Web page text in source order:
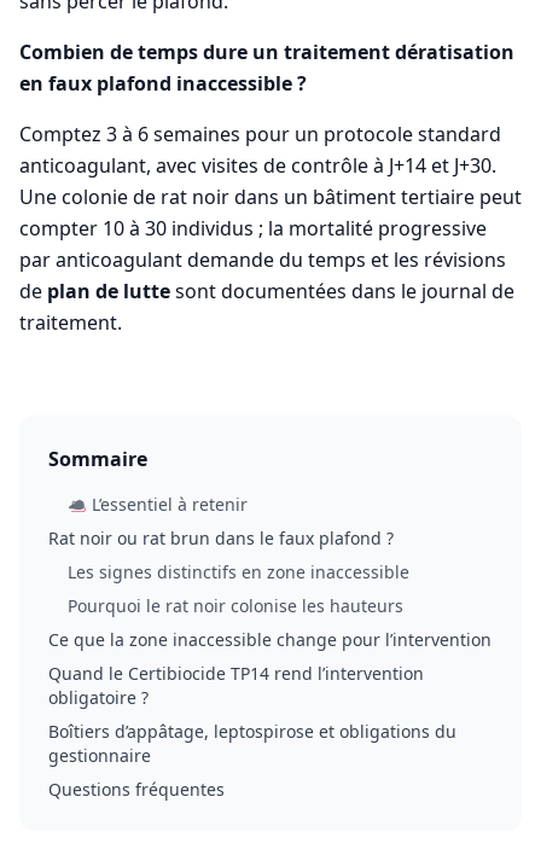
Combien de temps dure un traitement dératisation
en faux plafond inaccessible ?
Comptez 3 à 6 semaines pour un protocole standard
anticoagulant, avec visites de contrôle à J+14 et J+30.
Une colonie de rat noir dans un bâtiment tertiaire peut
compter 10 à 30 individus ; la mortalité progressive
par anticoagulant demande du temps et les révisions
de plan de luttesont documentées dans le journal de
traitement.
Sommaire
L’essentiel à retenir
Rat noir ou rat brun dans le faux plafond ?
Les signes distinctifs en zone inaccessible
Pourquoi le rat noir colonise les hauteurs
Ce que la zone inaccessible change pour l’intervention
Quand le Certibiocide TP14 rend l’intervention
obligatoire ?
Boîtiers d’appâtage, leptospirose et obligations du
gestionnaire
Questions fréquentes